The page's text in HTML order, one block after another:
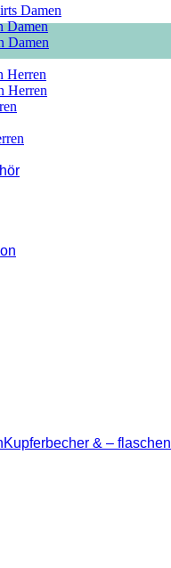
Damen
Damen
Damen
Herren
Herren
Kupferbecher & – flaschen